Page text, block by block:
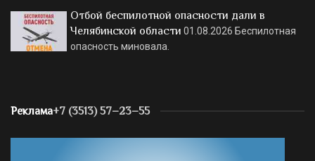
Отбой беспилотной опасности дали в
Челябинской области 01.08.2026 Беспилотная
опасность миновала.
Реклама+7 (3513) 57–23–55